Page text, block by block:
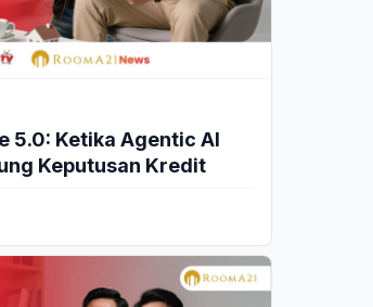
5.0: Ketika Agentic AI
Keputusan Kredit